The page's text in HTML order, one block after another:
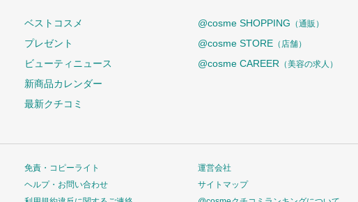
ベストコスメ
プレゼント
ビューティニュース
新商品カレンダー
最新クチコミ
@cosme SHOPPING （通販）
@cosme STORE （店舗）
@cosme CAREER （美容の求人）
免責・コピーライト
ヘルプ・お問い合わせ
運営会社
サイトマップ